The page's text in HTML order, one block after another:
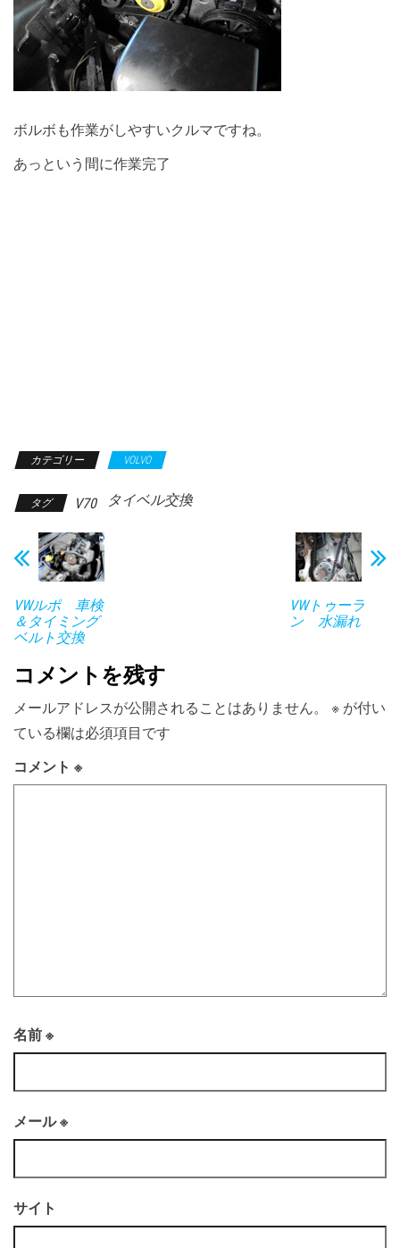
ボルボも作業がしやすいクルマですね。
あっという間に作業完了
カテゴリー VOLVO
タグ V70 タイベル交換
VWルポ 車検
＆タイミング
ベルト交換
VWトゥーラ
ン 水漏れ
コメントを残す
メールアドレスが公開されることはありません。 ※ が付い
ている欄は必須項目です
コメント ※
名前 ※
メール※
サイト